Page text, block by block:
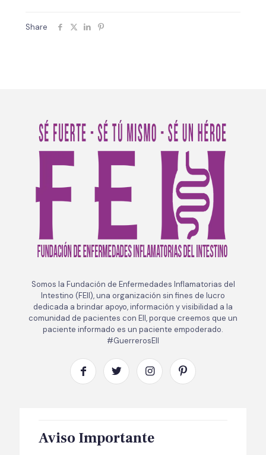
Share
Somos la Fundación de Enfermedades Inflamatorias del
Intestino (FEII), una organización sin fines de lucro
dedicada a brindar apoyo, información y visibilidad a la
comunidad de pacientes con EII, porque creemos que un
paciente informado es un paciente empoderado.
#GuerrerosEII
Aviso Importante